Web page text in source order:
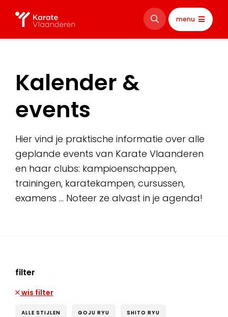
menu
Kalender &
events
Hier vind je praktische informatie over alle
geplande events van Karate Vlaanderen
en haar clubs: kampioenschappen,
trainingen, karatekampen, cursussen,
examens … Noteer ze alvast in je agenda!
filter
wis filter
ALLE STIJLEN GOJU RYU SHITO RYU